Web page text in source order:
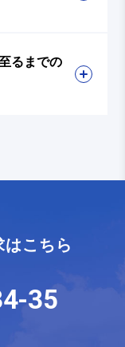
るまでの
こちら
35